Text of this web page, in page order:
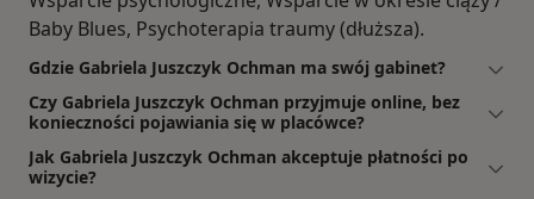
Baby Blues, Psychoterapia traumy (dłuższa).
Gdzie Gabriela Juszczyk Ochman ma swój gabinet?
Czy Gabriela Juszczyk Ochman przyjmuje online, bez
konieczności pojawiania się w placówce?
Jak Gabriela Juszczyk Ochman akceptuje płatności po
wizycie?